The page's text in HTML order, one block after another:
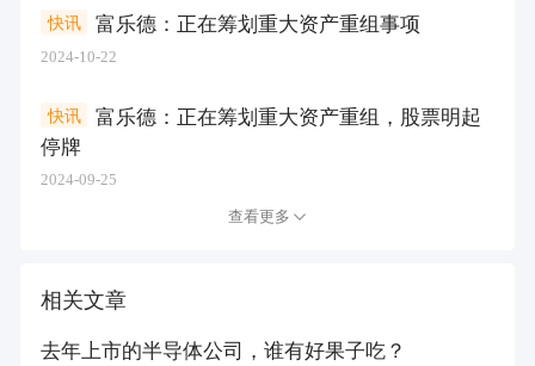
富乐德：正在筹划重大资产重组事项
快讯
2024-10-22
富乐德：正在筹划重大资产重组，股票明起
停牌
快讯
2024-09-25
查看更多
相关文章
去年上市的半导体公司，谁有好果子吃？